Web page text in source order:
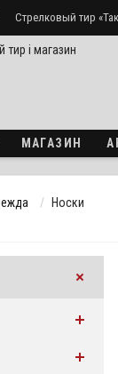
Стрелковый тир
безопасности
МАГАЗИН
Носки